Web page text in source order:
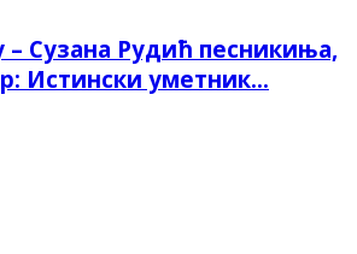
– Сузана Рудић песникиња,
Истински уметник...